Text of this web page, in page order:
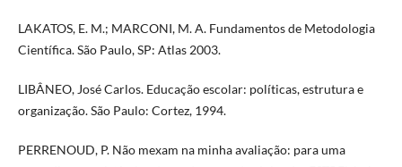
LAKATOS, E. M.; MARCONI, M. A. Fundamentos de Metodologia
Científica. São Paulo, SP: Atlas 2003.
LIBÂNEO, José Carlos. Educação escolar: políticas, estrutura e
organização. São Paulo: Cortez, 1994.
PERRENOUD, P. Não mexam na minha avaliação: para uma